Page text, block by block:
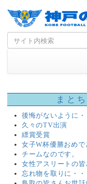
Skip
to
Search
for
まと
後悔がないように・
久々のTV出演
縹賞受賞
女子W杯優勝おめで
チームなのです。
女性アスリートの
忘れ物を取りに・・